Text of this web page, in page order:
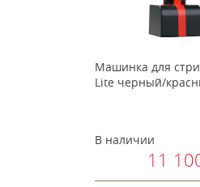
Машинка для
Lite черный/
В наличии
11